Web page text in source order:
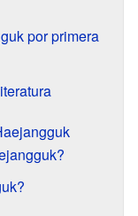
por primera